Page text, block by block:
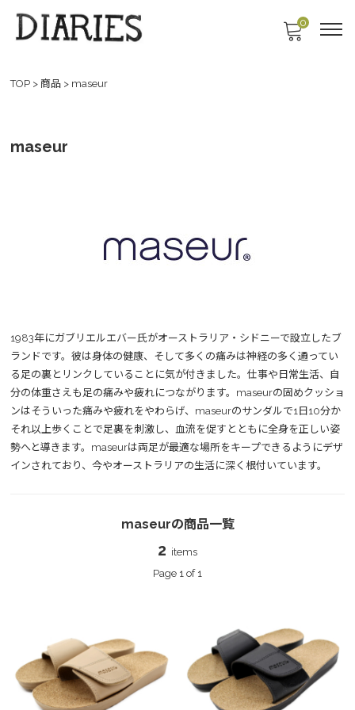
0
TOP > 商品 > maseur
maseur
1983年にガブリエルエバー氏がオーストラリア・シドニーで設立したブ
ランドです。彼は身体の健康、そして多くの痛みは神経の多く通ってい
る足の裏とリンクしていることに気が付きました。仕事や日常生活、自
分の体重さえも足の痛みや疲れにつながります。maseurの固めクッショ
ンはそういった痛みや疲れをやわらげ、maseurのサンダルで1日10分か
それ以上歩くことで足裏を刺激し、血流を促すとともに全身を正しい姿
勢へと導きます。maseurは両足が最適な場所をキープできるようにデザ
インされており、今やオーストラリアの生活に深く根付いています。
maseurの商品一覧
2 items
Page 1 of 1